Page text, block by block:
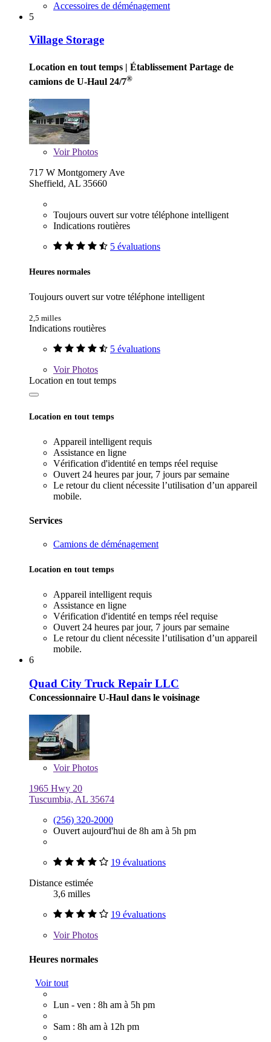
Accessoires de déménagement
5
Village Storage
Location en tout temps | Établissement Partage de
camions de U-Haul 24/7®
VoirPhotos
717 W Montgomery Ave
Sheffield, AL 35660
Toujours ouvert sur votre téléphone intelligent
Indications routières
5 évaluations
Heures normales
Toujours ouvert sur votre téléphone intelligent
2,5 milles
Indications routières
5 évaluations
VoirPhotos
Location en tout temps
Location en tout temps
Appareil intelligent requis
Assistance en ligne
Vérification d'identité en temps réel requise
Ouvert 24 heures par jour, 7 jours par semaine
Le retour du client nécessite l’utilisation d’un appareil
mobile.
Services
Camions de déménagement
Location en tout temps
Appareil intelligent requis
Assistance en ligne
Vérification d'identité en temps réel requise
Ouvert 24 heures par jour, 7 jours par semaine
Le retour du client nécessite l’utilisation d’un appareil
mobile.
6
Quad City Truck Repair LLC
Concessionnaire U-Haul dans le voisinage
VoirPhotos
1965 Hwy 20
Tuscumbia, AL 35674
(256) 320-2000
Ouvert aujourd'hui de 8h am à 5h pm
19 évaluations
Distance estimée
3,6 milles
19 évaluations
VoirPhotos
Heures normales
Voir tout
Lun - ven : 8h am à 5h pm
Sam : 8h am à 12h pm